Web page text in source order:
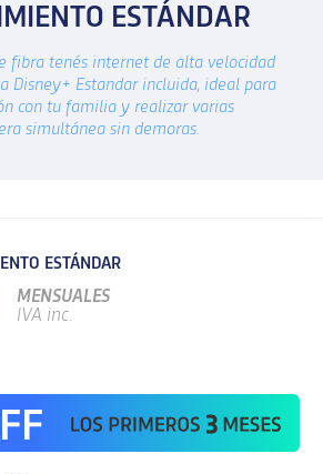
ESTÁNDAR
fibra tenés internet de alta velocidad
Disney+ Estandar incluida, ideal para
con tu familia y realizar varias
simultánea sin demoras.
ESTÁNDAR
MENSUALES
IVA inc.